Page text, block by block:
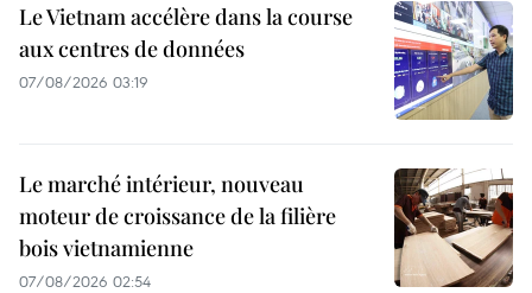
Le Vietnam accélère dans la course
aux centres de données
07/08/2026 03:19
Le marché intérieur, nouveau
moteur de croissance de la filière
bois vietnamienne
07/08/2026 02:54